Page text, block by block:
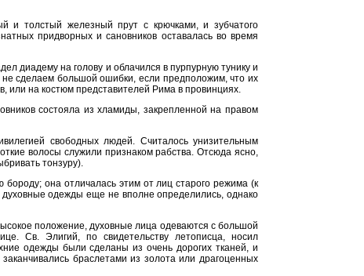
и толстый железный прут с крючками, и зубчатого
придворных и сановников оставалась во время
диадему на голову и облачился в пурпурную тунику и
сделаем большой ошибки, если предположим, что их
или на костюм представителей Рима в провинциях.
состояла из хламиды, закрепленной на правом
свободных людей. Считалось унизительным
волосы служили признаком рабства. Отсюда ясно,
тонзуру).
она отличалась этим от лиц старого режима (к
одежды еще не вполне определились, однако
положение, духовные лица одеваются с большой
Св. Элигий, по свидетельству летописца, носил
одежды были сделаны из очень дорогих тканей, и
браслетами из золота или драгоценных